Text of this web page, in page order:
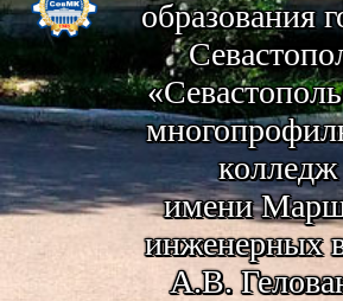
образования
колледж
имени
инженерных
А.В.